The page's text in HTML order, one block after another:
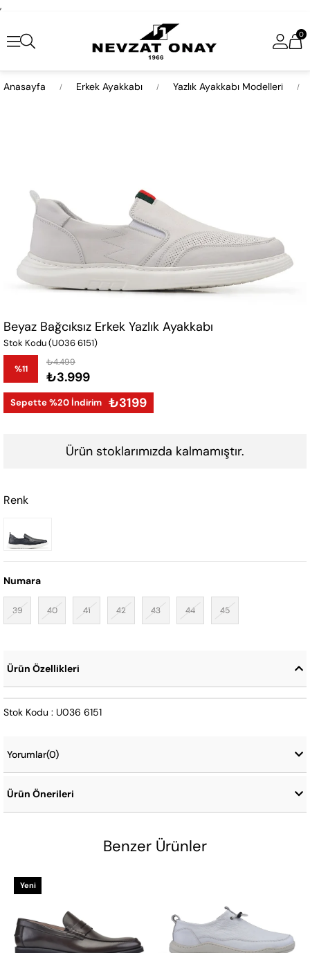
,
0
Anasayfa Erkek Ayakkabı Yazlık Ayakkabı Modelleri
Beyaz Bağcıksız Erkek Yazlık Ayakkabı
Stok Kodu(U036 6151)
%11
İndirim
₺4.499
₺3.999
Sepette %20 İndirim ₺3199
Ürün stoklarımızda kalmamıştır.
Renk
Numara
39 40 41 42 43 44 45
Ürün Özellikleri
Stok Kodu : U036 6151
Yorumlar(0)
Ürün Önerileri
Benzer Ürünler
Yeni